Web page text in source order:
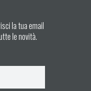
la tua email
le novità.